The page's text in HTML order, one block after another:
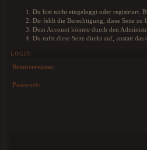
könnt, damit jeder weiß wo euer
befindet. Als besonderes Add-on könnt
Profil sogar eine Farbe für euren Pin
wurde extra ein Colorpicker im Nutzerprofil
Du bist nicht eingeloggt oder registriert.
Dir fehlt die Berechtigung, diese Seite zu
Dein Account könnte durch den
Du rufst diese Seite direkt auf, anstatt
LOGIN
Benutzername:
Passwort: